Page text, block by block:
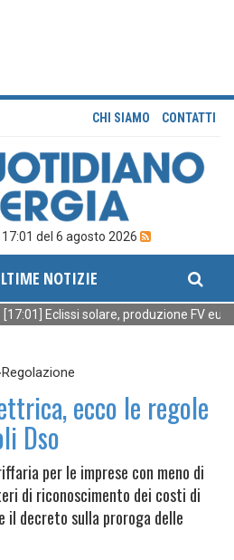
CHI SIAMO CONTATTI
del 6 agosto 2026
NOTIZIE
[17:01] Eclissi solare, produzione FV
Regolazione
ecco le regole
Dso
per le imprese con meno di
di riconoscimento dei costi di
il decreto sulla proroga delle